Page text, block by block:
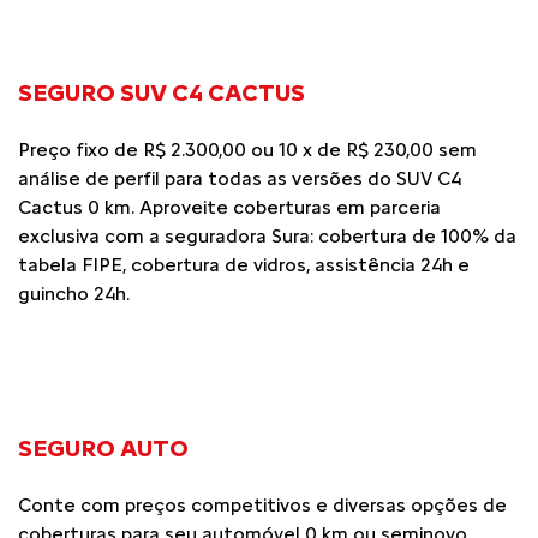
SEGURO SUV C4 CACTUS
Preço fixo de R$ 2.300,00 ou 10 x de R$ 230,00 sem
análise de perfil para todas as versões do SUV C4
Cactus 0 km. Aproveite coberturas em parceria
exclusiva com a seguradora Sura: cobertura de 100% da
tabela FIPE, cobertura de vidros, assistência 24h e
guincho 24h.
SEGURO AUTO
Conte com preços competitivos e diversas opções de